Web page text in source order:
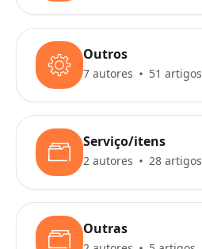
Outros
7 autores 51 artigos
Serviço/itens
2 autores 28 artigos
Outras